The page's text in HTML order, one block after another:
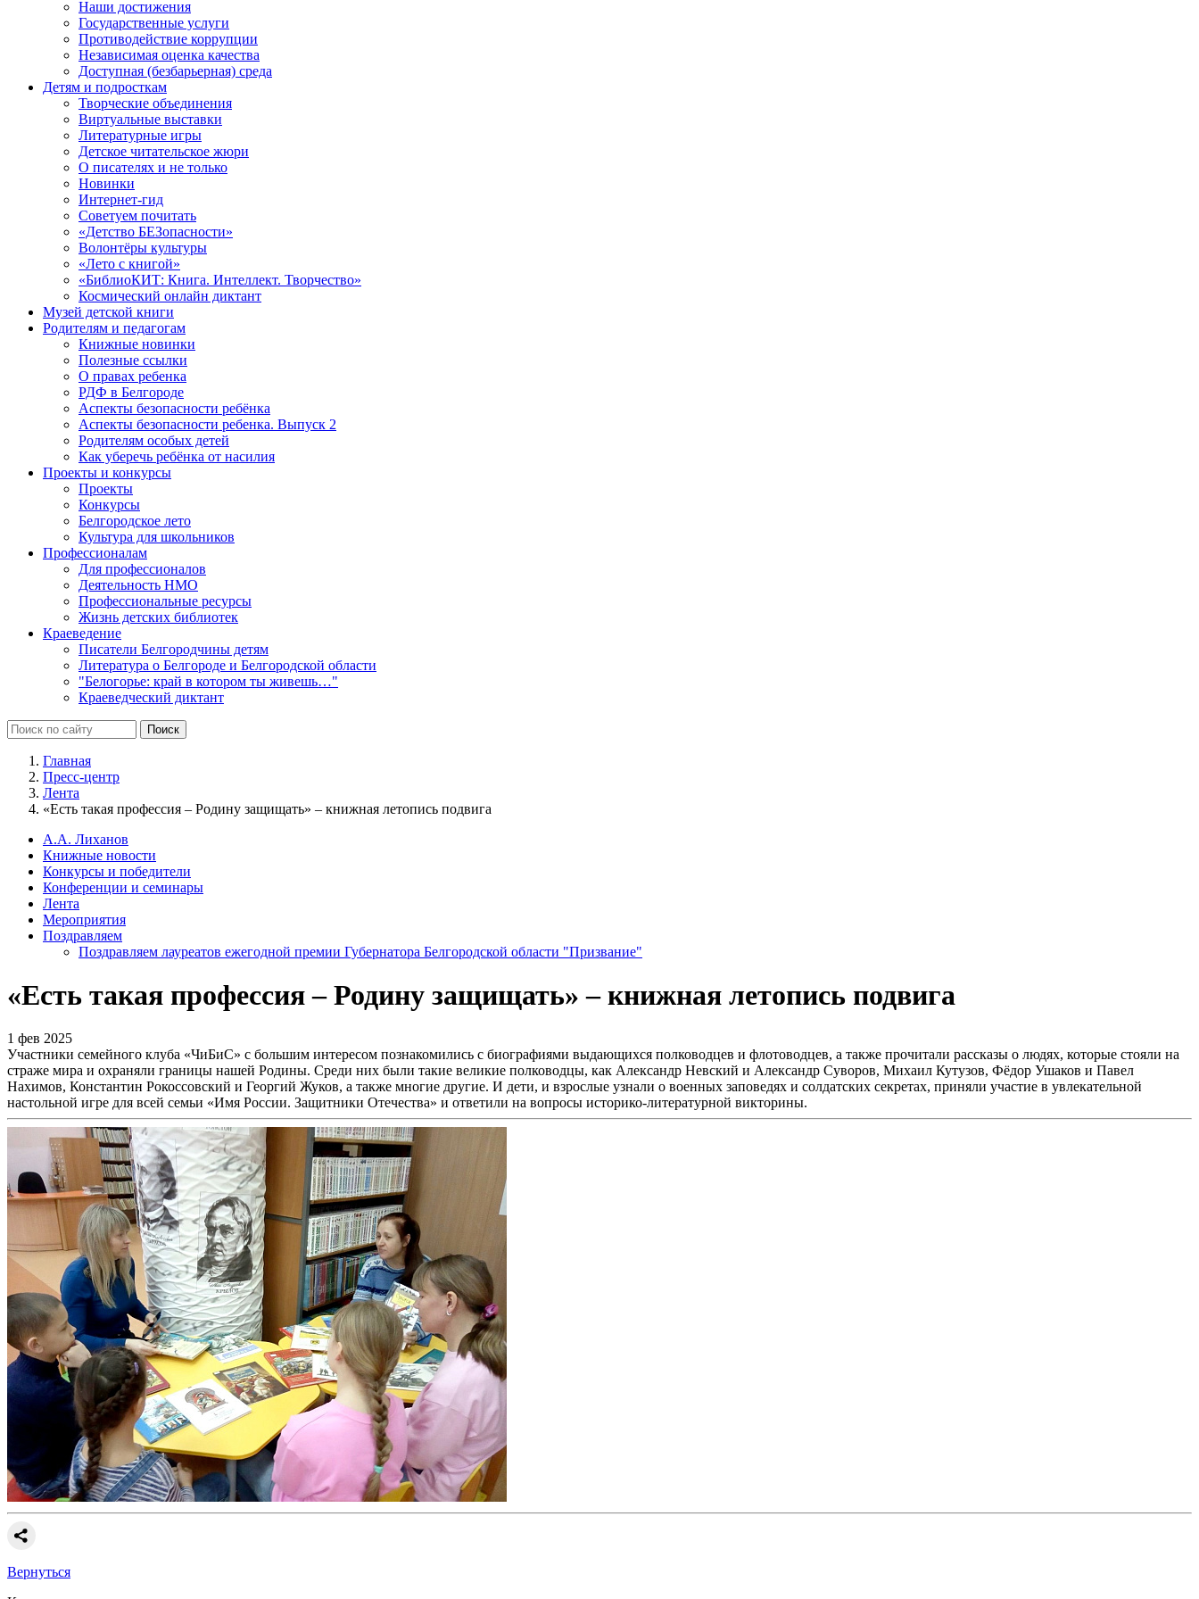
Наши достижения
Государственные услуги
Противодействие коррупции
Независимая оценка качества
Доступная (безбарьерная) среда
Детям и подросткам
Творческие объединения
Виртуальные выставки
Литературные игры
Детское читательское жюри
О писателях и не только
Новинки
Интернет-гид
Советуем почитать
«Детство БЕЗопасности»
Волонтёры культуры
«Лето с книгой»
«БиблиоКИТ: Книга. Интеллект. Творчество»
Космический онлайн диктант
Музей детской книги
Родителям и педагогам
Книжные новинки
Полезные ссылки
О правах ребенка
РДФ в Белгороде
Аспекты безопасности ребёнка
Аспекты безопасности ребенка. Выпуск 2
Родителям особых детей
Как уберечь ребёнка от насилия
Проекты и конкурсы
Проекты
Конкурсы
Белгородское лето
Культура для школьников
Профессионалам
Для профессионалов
Деятельность НМО
Профессиональные ресурсы
Жизнь детских библиотек
Краеведение
Писатели Белгородчины детям
Литература о Белгороде и Белгородской области
"Белогорье: край в котором ты живешь…"
Краеведческий диктант
Главная
Пресс-центр
Лента
«Есть такая профессия – Родину защищать» – книжная летопись подвига
А.А. Лиханов
Книжные новости
Конкурсы и победители
Конференции и семинары
Лента
Мероприятия
Поздравляем
Поздравляем лауреатов ежегодной премии Губернатора Белгородской области "Призвание"
«Есть такая профессия – Родину защищать» – книжная летопись подвига
1 фев 2025
Участники семейного клуба «ЧиБиС» с большим интересом познакомились с биографиями выдающихся полководцев и флотоводцев, а также прочитали рассказы о людях, которые стояли на
страже мира и охраняли границы нашей Родины. Среди них были такие великие полководцы, как Александр Невский и Александр Суворов, Михаил Кутузов, Фёдор Ушаков и Павел
Нахимов, Константин Рокоссовский и Георгий Жуков, а также многие другие. И дети, и взрослые узнали о военных заповедях и солдатских секретах, приняли участие в увлекательной
настольной игре для всей семьи «Имя России. Защитники Отечества» и ответили на вопросы историко-литературной викторины.
Вернуться